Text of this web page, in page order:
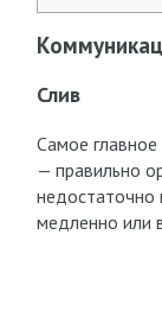
Слив
Самое
— правильно
недостаточно
медленно или